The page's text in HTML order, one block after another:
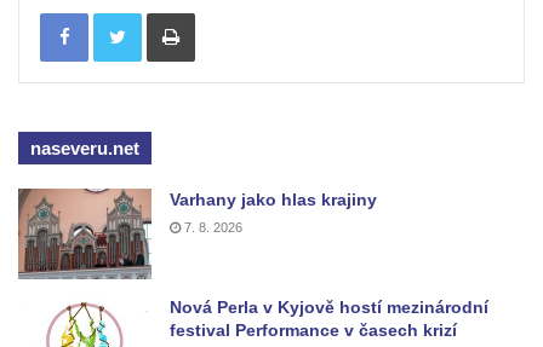
Socha Mladý slon v ZOO Leipzig
Socha Býk v ZOO Dresden
Socha Uprchlý otrok bojuje s divokým psem
Socha krokodýla v ZOO Dresden
Socha slona v ZOO Dresden
Socha Faun s medvíďaty v ZOO Dresden
Socha divokého prasete před vstupem do
ZOO Dresden
Socha světce severně od Lužce nad
Tisknout
naseveru.net
Varhany jako hlas krajiny
7. 8. 2026
Nová Perla v Kyjově hostí mezinárodní
festival Performance v časech krizí